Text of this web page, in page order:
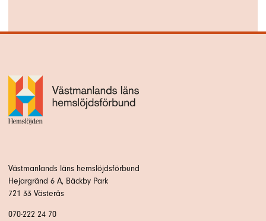
Västmanlands läns hemslöjdsförbund
Hejargränd 6 A, Bäckby Park
721 33 Västerås
070-222 24 70